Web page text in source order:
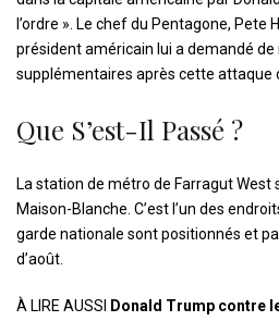
l’ordre ». Le chef du Pentagone, Pete
président américain lui a demandé
supplémentaires après cette attaque
Que S’est-Il Passé ?
La station de métro de Farragut
Maison-Blanche. C’est l’un des
garde nationale sont positionnés et
d’août.
À LIRE AUSSI
Donald Trump contre